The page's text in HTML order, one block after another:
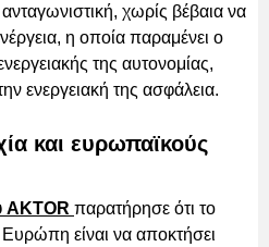
χωρίς βέβαια να
η οποία παραμένει ο
της αυτονομίας,
ενεργειακή της ασφάλεια.
και ευρωπαϊκούς
AKTOR παρατήρησε ότι το
είναι να αποκτήσει